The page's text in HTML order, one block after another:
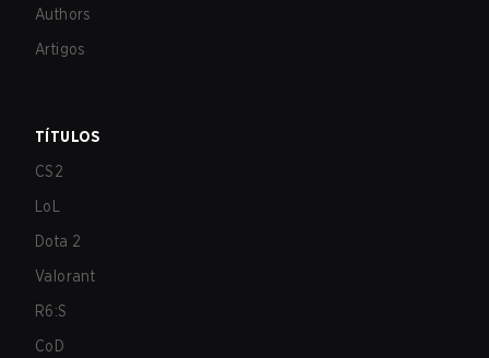
Authors
Artigos
TÍTULOS
CS2
LoL
Dota 2
Valorant
R6:S
CoD